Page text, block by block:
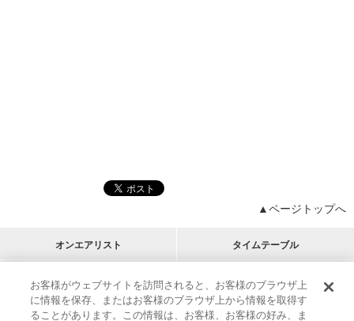
▲ページトップへ
オンエアリスト タイムテーブル
プログラムリスト チャート
アーティストリスト
M-ON!
RECOMMEND
リクエスト
お客様がウェブサイトを訪問されると、お客様のブラウザ上
に情報を保存、またはお客様のブラウザ上から情報を取得す
ることがあります。この情報は、お客様、お客様の好み、ま